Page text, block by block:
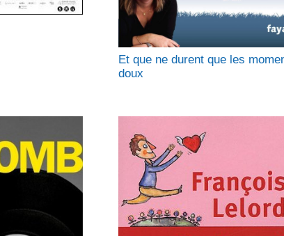
Et que ne durent que les
doux